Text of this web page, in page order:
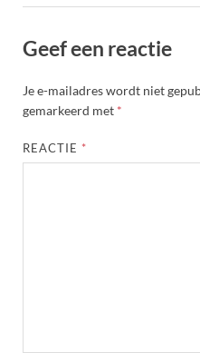
Geef een reactie
Je e-mailadres wordt niet
gemarkeerd met *
REACTIE *